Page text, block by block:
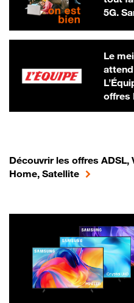
5G.
Le
offres
Découvrir les offres ADSL,
Home, Satellite